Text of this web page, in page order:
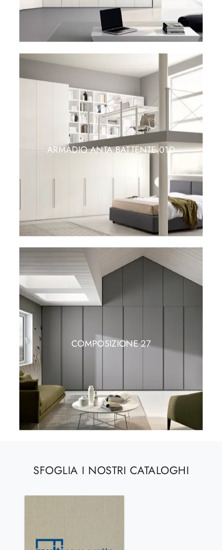
ARMADIO ANTA BATTENTE 01D
COMPOSIZIONE 27
SFOGLIA I NOSTRI CATALOGHI